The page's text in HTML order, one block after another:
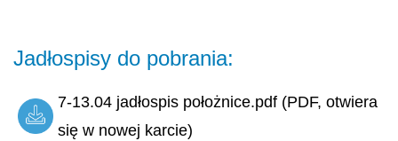
Jadłospisy do pobrania:
7-13.04 jadłospis położnice.pdf (PDF, otwiera
się w nowej karcie)